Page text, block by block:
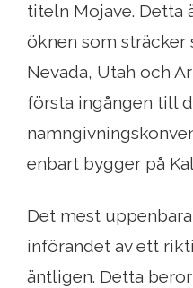
titeln Mojave. Detta
öknen som sträcker
Nevada, Utah och
första ingången till
enbart bygger på
Det mest
införandet av ett
äntligen. Detta